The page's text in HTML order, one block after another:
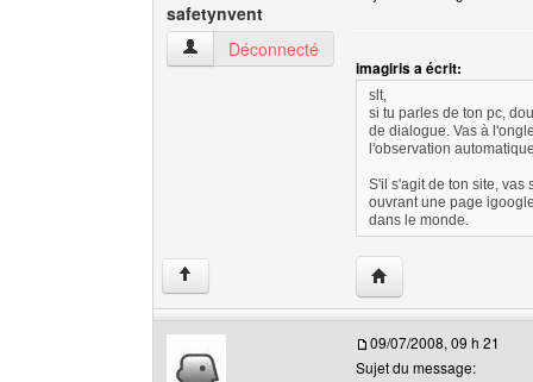
safetynvent
safetynvent Voir le profil de l'utilisateur
Déconnecté
imagiris a écrit:
slt,
si tu parles de ton pc,
de dialogue. Vas à
l'observation
S'il s'agit de ton site, vas
ouvrant une page
dans le monde.
↑ Visiter le site web
09/07/2008, 09 h 21
Sujet du message: